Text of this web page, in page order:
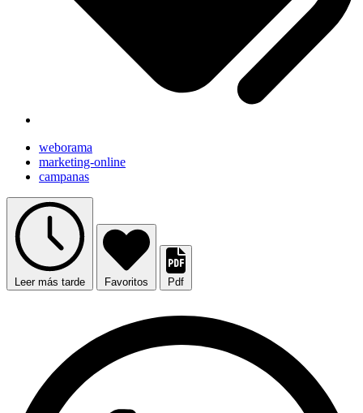
weborama
marketing-online
campanas
Leer más tarde Favoritos Pdf